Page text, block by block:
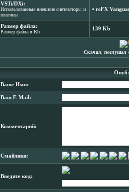
VSTi/DXi:
Использованные внешние синтезаторы и
плагины
▪ reFX
Размер файла:
Размер файла в Kb
139 Kb
Скачал, послушал
Ваше Имя:
Ваш E-Mail:
Комментарий:
Смайлики:
Введите код: